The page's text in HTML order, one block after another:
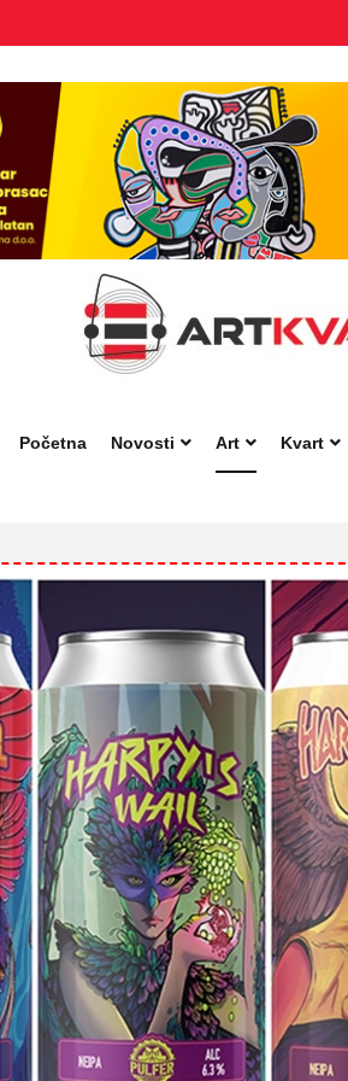
Početna
Novosti Art Kvart